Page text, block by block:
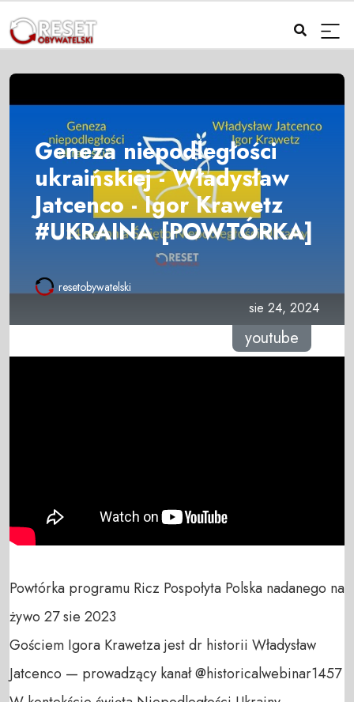
Geneza niepodległości
ukraińskiej - Władysław
Jatcenco - Igor Krawetz
#UKRAINA [POWTÓRKA]
resetobywatelski
sie 24, 2024
youtube
Powtórka programu Ricz Pospołyta Polska nadanego na
żywo 27 sie 2023
Gościem Igora Krawetza jest dr historii Władysław
Jatcenco — prowadzący kanał @historicalwebinar1457